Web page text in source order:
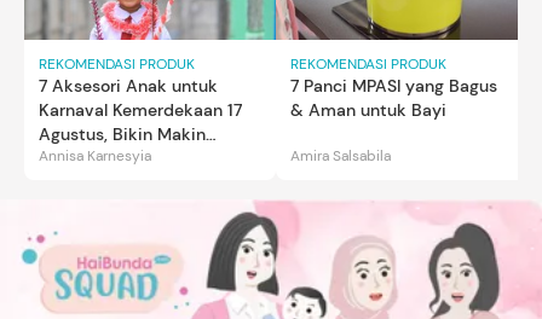
REKOMENDASI PRODUK
7 Aksesori Anak untuk
Karnaval Kemerdekaan 17
Agustus, Bikin Makin
Gemas
Annisa Karnesyia
REKOMENDASI PRODUK
7 Panci MPASI yang Bagus
& Aman untuk Bayi
Amira Salsabila